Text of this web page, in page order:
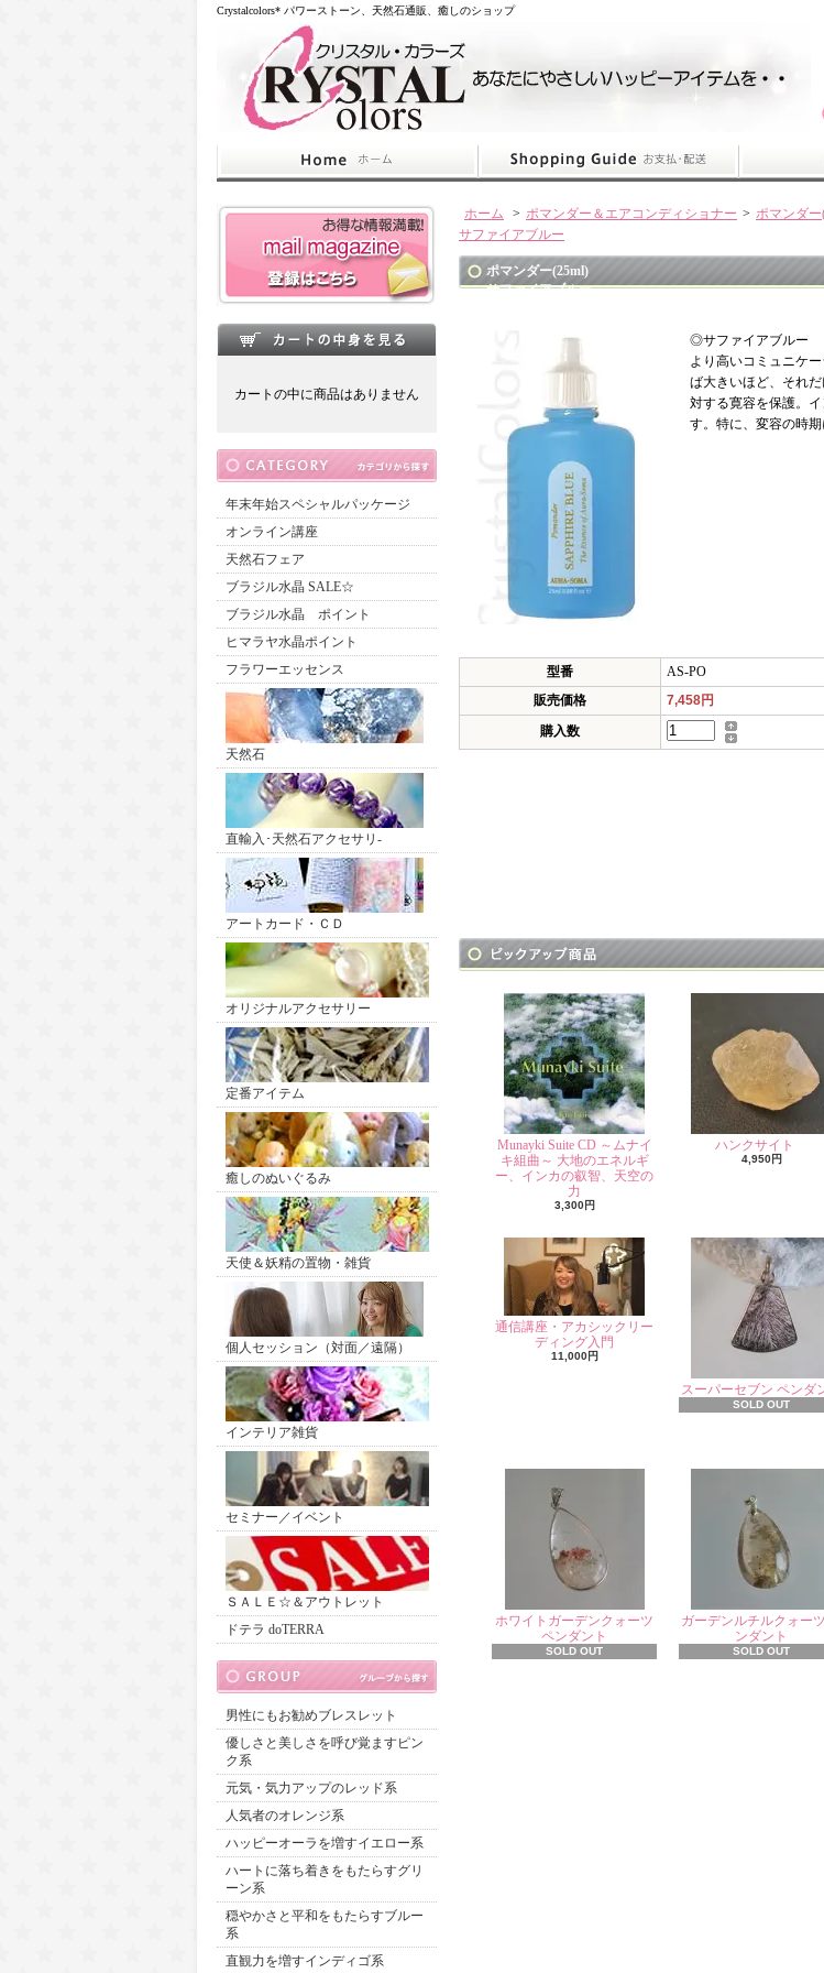
Crystalcolors* パワーストーン、天然石通販、癒しのショップ
カートの中に商品はありません
年末年始スペシャルパッケージ
オンライン講座
天然石フェア
ブラジル水晶 SALE☆
ブラジル水晶 ポイント
ヒマラヤ水晶ポイント
フラワーエッセンス
天然石
直輸入･天然石アクセサリ-
アートカード・ＣＤ
オリジナルアクセサリー
定番アイテム
癒しのぬいぐるみ
天使＆妖精の置物・雑貨
個人セッション（対面／遠隔）
インテリア雑貨
セミナー／イベント
ＳＡＬＥ☆＆アウトレット
ドテラ doTERRA
男性にもお勧めブレスレット
優しさと美しさを呼び覚ますピン
ク系
元気・気力アップのレッド系
人気者のオレンジ系
ハッピーオーラを増すイエロー系
ハートに落ち着きをもたらすグリ
ーン系
穏やかさと平和をもたらすブルー
系
直観力を増すインディゴ系
ホーム > ポマンダー＆エアコンディショナー > ポマンダー
サファイアブルー
ポマンダー(25ml)
サファイアブルー
◎サファイアブルー
より高いコミュニケ
ば大きいほど、それ
対する寛容を保護。
す。特に、変容の時
型番
AS-PO
販売価格
7,458円
購入数
Munayki Suite CD ～ムナイ
キ組曲～ 大地のエネルギ
ー、インカの叡智、天空の
力
3,300円
ハンクサイト
4,950円
通信講座・アカシックリー
ディング入門
11,000円
スーパーセブン ペンダ
SOLD OUT
ホワイトガーデンクォーツ
ペンダント
SOLD OUT
ガーデンルチルクォー
ンダント
SOLD OUT